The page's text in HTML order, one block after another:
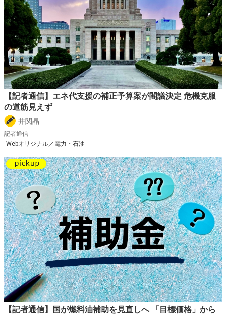
【記者通信】エネ代支援の補正予算案が閣議決定 危機克服
の道筋見えず
井関晶
記者通信
Webオリジナル／電力・石油
【記者通信】国が燃料油補助を見直しへ 「目標価格」から